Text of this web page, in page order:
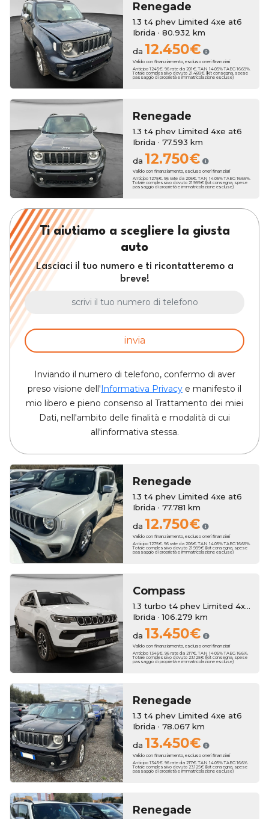
Renegade
1.3 t4 phev Limited 4xe at6
Ibrida · 80.932 km
da 12.450€
Valido con finanziamento, escluso oneri finanziari
Anticipo 1245€. 96 rate da 201€. TAN 14.05% TAEG 16.69%.
Totale complessivo dovuto 21.489€ (kit consegna, spese
passaggio di proprietà e immatricolazione escluse)
Renegade
1.3 t4 phev Limited 4xe at6
Ibrida · 77.593 km
da 12.750€
Valido con finanziamento, escluso oneri finanziari
Anticipo 1275€. 96 rate da 206€. TAN 14.05% TAEG 16.66%.
Totale complessivo dovuto 21.999€ (kit consegna, spese
passaggio di proprietà e immatricolazione escluse)
Ti aiutiamo a scegliere la giusta
auto
Lasciaci il tuo numero e ti ricontatteremo a
breve!
invia
Inviando il numero di telefono, confermo di aver
preso visione dell'Informativa Privacy e manifesto il
mio libero e pieno consenso al Trattamento dei miei
Dati, nell'ambito delle finalità e modalità di cui
all'informativa stessa.
Renegade
1.3 t4 phev Limited 4xe at6
Ibrida · 77.781 km
da 12.750€
Valido con finanziamento, escluso oneri finanziari
Anticipo 1275€. 96 rate da 206€. TAN 14.05% TAEG 16.66%.
Totale complessivo dovuto 21.999€ (kit consegna, spese
passaggio di proprietà e immatricolazione escluse)
Compass
1.3 turbo t4 phev Limited 4xe auto
Ibrida · 106.279 km
da 13.450€
Valido con finanziamento, escluso oneri finanziari
Anticipo 1345€. 96 rate da 217€. TAN 14.05% TAEG 16.6%.
Totale complessivo dovuto 23.125€ (kit consegna, spese
passaggio di proprietà e immatricolazione escluse)
Renegade
1.3 t4 phev Limited 4xe at6
Ibrida · 78.067 km
da 13.450€
Valido con finanziamento, escluso oneri finanziari
Anticipo 1345€. 96 rate da 217€. TAN 14.05% TAEG 16.6%.
Totale complessivo dovuto 23.125€ (kit consegna, spese
passaggio di proprietà e immatricolazione escluse)
Renegade